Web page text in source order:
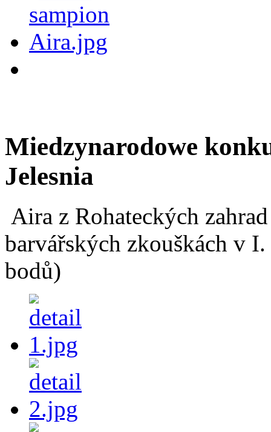
Miedzynarodowe
Jelesnia
Aira z Rohateckých
barvářských zkouškách v
bodů)